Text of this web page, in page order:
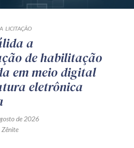
LICITAÇÃO
a
de habilitação
em meio digital
eletrônica
de 2026
Zênite